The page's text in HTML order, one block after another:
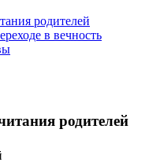
родителей
в вечность
родителей